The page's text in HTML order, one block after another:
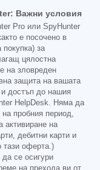
Важни условия
Pro или SpyHunter
е посочено в
за
цялостна
на зловреден
защита на вашата
достъп до нашия
HelpDesk. Няма да
пробния период,
активиране на
дебитни карти и
тази оферта.)
се осигури
на прехода ви от